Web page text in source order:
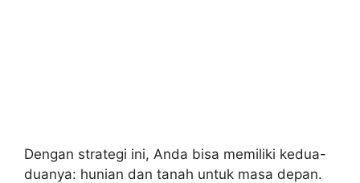
Dengan strategi ini, Anda bisa memiliki kedua-
duanya: hunian dan tanah untuk masa depan.